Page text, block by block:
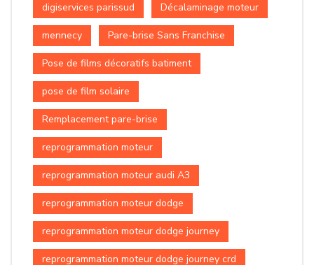
digiservices parissud Décalaminage moteur
mennecy Pare-brise Sans Franchise
Pose de films décoratifs batiment
pose de film solaire
Remplacement pare-brise
reprogrammation moteur
reprogrammation moteur audi A3
reprogrammation moteur dodge
reprogrammation moteur dodge journey
reprogrammation moteur dodge journey crd